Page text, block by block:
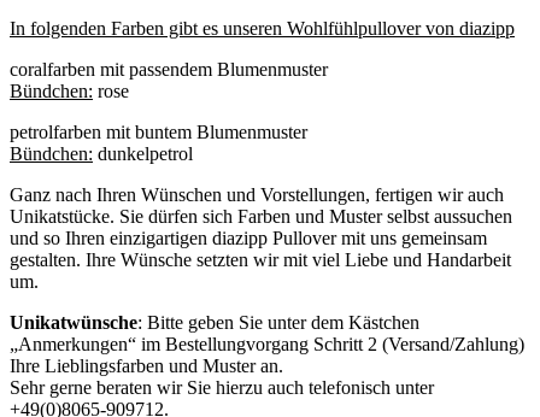
In folgenden Farben gibt es unseren Wohlfühlpullover von diazipp
coralfarben mit passendem Blumenmuster
Bündchen: rose
petrolfarben mit buntem Blumenmuster
Bündchen: dunkelpetrol
Ganz nach Ihren Wünschen und Vorstellungen, fertigen wir auch
Unikatstücke. Sie dürfen sich Farben und Muster selbst aussuchen
und so Ihren einzigartigen diazipp Pullover mit uns gemeinsam
gestalten. Ihre Wünsche setzten wir mit viel Liebe und Handarbeit
um.
Unikatwünsche: Bitte geben Sie unter dem Kästchen
„Anmerkungen“ im Bestellungvorgang Schritt 2 (Versand/Zahlung)
Ihre Lieblingsfarben und Muster an.
Sehr gerne beraten wir Sie hierzu auch telefonisch unter
+49(0)8065-909712.